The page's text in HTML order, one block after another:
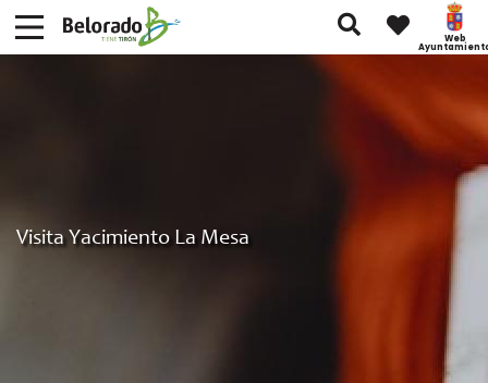
Web
Visita Yacimiento La Mesa